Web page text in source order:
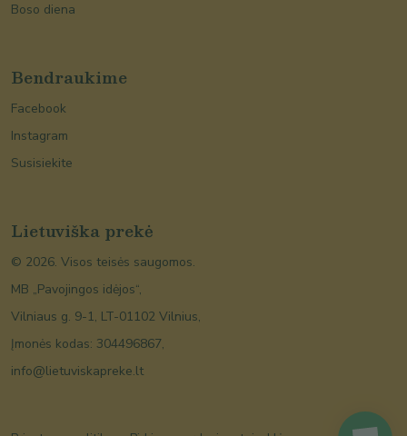
Lietuviška prekė
© 2026. Visos teisės saugomos.
MB „Pavojingos idėjos“,
Vilniaus g. 9-1, LT-01102 Vilnius,
Įmonės kodas: 304496867,
info@lietuviskapreke.lt
Boso diena
Bendraukime
Facebook
Instagram
Susisiekite